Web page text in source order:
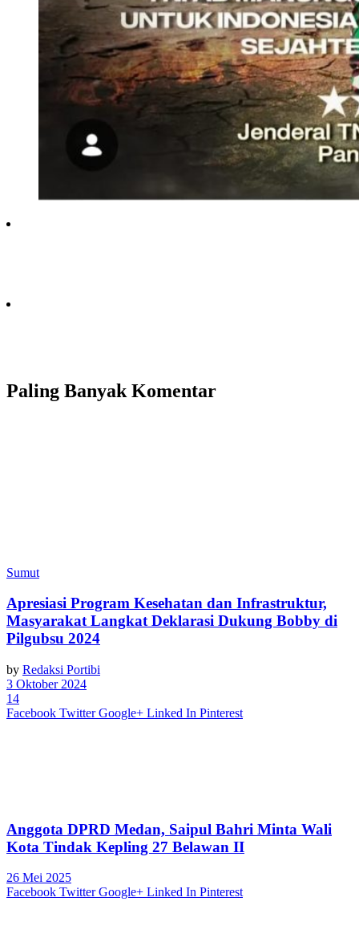
Paling Banyak Komentar
Sumut
Apresiasi Program Kesehatan dan Infrastruktur,
Masyarakat Langkat Deklarasi Dukung Bobby di
Pilgubsu 2024
by Redaksi Portibi
3 Oktober 2024
14
Facebook Twitter Google+ Linked In Pinterest
Anggota DPRD Medan, Saipul Bahri Minta Wali
Kota Tindak Kepling 27 Belawan II
26 Mei 2025
Facebook Twitter Google+ Linked In Pinterest